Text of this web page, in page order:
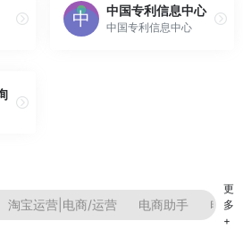
中国专利信息中心
中国专利信息中心
淘宝运营|电商/运营 电商助手 电商
更
多
+